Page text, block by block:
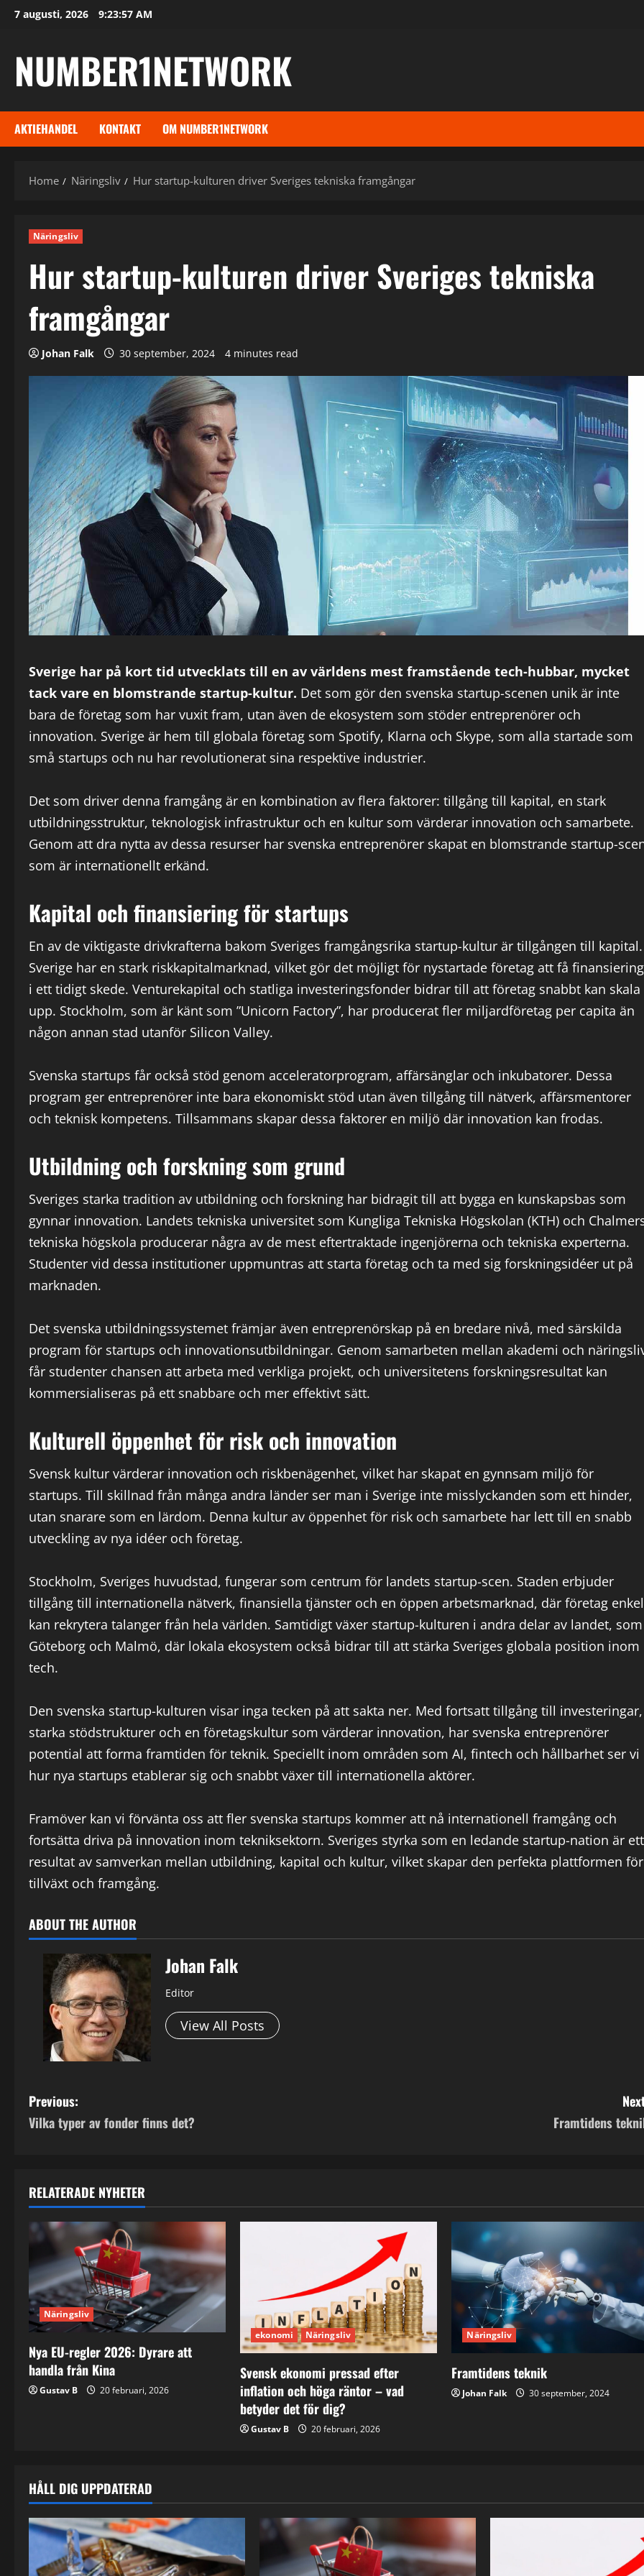
Skip7 augusti, 2026 9:23:58 AM
NUMBER1NETWORK
AKTIEHANDEL KONTAKT OM NUMBER1NETWORK
Home Näringsliv Hur startup-kulturen driver Sveriges tekniska framgångar
Näringsliv
Hur startup-kulturen driver Sveriges tekniska
framgångar
Johan Falk 30 september, 2024 4 minutes read
Sverige har på kort tid utvecklats till en av världens mest framstående tech-hubbar, mycket
tack vare en blomstrande startup-kultur. Det som gör den svenska startup-scenen unik är inte
bara de företag som har vuxit fram, utan även de ekosystem som stöder entreprenörer och
innovation. Sverige är hem till globala företag som Spotify, Klarna och Skype, som alla startade som
små startups och nu har revolutionerat sina respektive industrier.
Det som driver denna framgång är en kombination av flera faktorer: tillgång till kapital, en stark
utbildningsstruktur, teknologisk infrastruktur och en kultur som värderar innovation och samarbete.
Genom att dra nytta av dessa resurser har svenska entreprenörer skapat en blomstrande startup-
som är internationellt erkänd.
Kapital och finansiering för startups
En av de viktigaste drivkrafterna bakom Sveriges framgångsrika startup-kultur är tillgången till kapital.
Sverige har en stark riskkapitalmarknad, vilket gör det möjligt för nystartade företag att få finansiering
i ett tidigt skede. Venturekapital och statliga investeringsfonder bidrar till att företag snabbt kan skala
upp. Stockholm, som är känt som ”Unicorn Factory”, har producerat fler miljardföretag per capita än
någon annan stad utanför Silicon Valley.
Svenska startups får också stöd genom acceleratorprogram, affärsänglar och inkubatorer. Dessa
program ger entreprenörer inte bara ekonomiskt stöd utan även tillgång till nätverk, affärsmentorer
och teknisk kompetens. Tillsammans skapar dessa faktorer en miljö där innovation kan frodas.
Utbildning och forskning som grund
Sveriges starka tradition av utbildning och forskning har bidragit till att bygga en kunskapsbas som
gynnar innovation. Landets tekniska universitet som Kungliga Tekniska Högskolan (KTH) och
tekniska högskola producerar några av de mest eftertraktade ingenjörerna och tekniska experterna.
Studenter vid dessa institutioner uppmuntras att starta företag och ta med sig forskningsidéer ut på
marknaden.
Det svenska utbildningssystemet främjar även entreprenörskap på en bredare nivå, med särskilda
program för startups och innovationsutbildningar. Genom samarbeten mellan akademi och
får studenter chansen att arbeta med verkliga projekt, och universitetens forskningsresultat kan
kommersialiseras på ett snabbare och mer effektivt sätt.
Kulturell öppenhet för risk och innovation
Svensk kultur värderar innovation och riskbenägenhet, vilket har skapat en gynnsam miljö för
startups. Till skillnad från många andra länder ser man i Sverige inte misslyckanden som ett hinder,
utan snarare som en lärdom. Denna kultur av öppenhet för risk och samarbete har lett till en snabb
utveckling av nya idéer och företag.
Stockholm, Sveriges huvudstad, fungerar som centrum för landets startup-scen. Staden erbjuder
tillgång till internationella nätverk, finansiella tjänster och en öppen arbetsmarknad, där företag
kan rekrytera talanger från hela världen. Samtidigt växer startup-kulturen i andra delar av landet, som
Göteborg och Malmö, där lokala ekosystem också bidrar till att stärka Sveriges globala position inom
tech.
Den svenska startup-kulturen visar inga tecken på att sakta ner. Med fortsatt tillgång till investeringar,
starka stödstrukturer och en företagskultur som värderar innovation, har svenska entreprenörer
potential att forma framtiden för teknik. Speciellt inom områden som AI, fintech och hållbarhet ser vi
hur nya startups etablerar sig och snabbt växer till internationella aktörer.
Framöver kan vi förvänta oss att fler svenska startups kommer att nå internationell framgång och
fortsätta driva på innovation inom tekniksektorn. Sveriges styrka som en ledande startup-nation är ett
resultat av samverkan mellan utbildning, kapital och kultur, vilket skapar den perfekta plattformen för
tillväxt och framgång.
ABOUT THE AUTHOR
Johan Falk
Editor
View All Posts
P
o
t
n
v
i
g
a
n
Previous:
Vilka typer av fonder finns det?
Framtidens
RELATERADE NYHETER
Näringsliv
Nya EU-regler 2026: Dyrare att
handla från Kina
Gustav B 20 februari, 2026
ekonomi Näringsliv
Svensk ekonomi pressad efter
inflation och höga räntor – vad
betyder det för dig?
Gustav B 20 februari, 2026
Näringsliv
Framtidens teknik
Johan Falk 30 september, 2024
HÅLL DIG UPPDATERAD